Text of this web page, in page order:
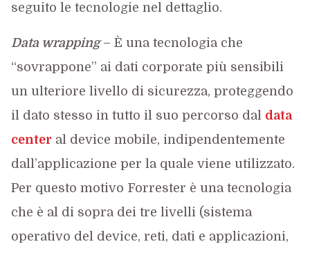
seguito le tecnologie nel dettaglio.
Data wrapping– È una tecnologia che
“sovrappone” ai dati corporate più sensibili
un ulteriore livello di sicurezza, proteggendo
il dato stesso in tutto il suo percorso dal data
centeral device mobile, indipendentemente
dall’applicazione per la quale viene utilizzato.
Per questo motivo Forrester è una tecnologia
che è al di sopra dei tre livelli (sistema
operativo del device, reti, dati e applicazioni,